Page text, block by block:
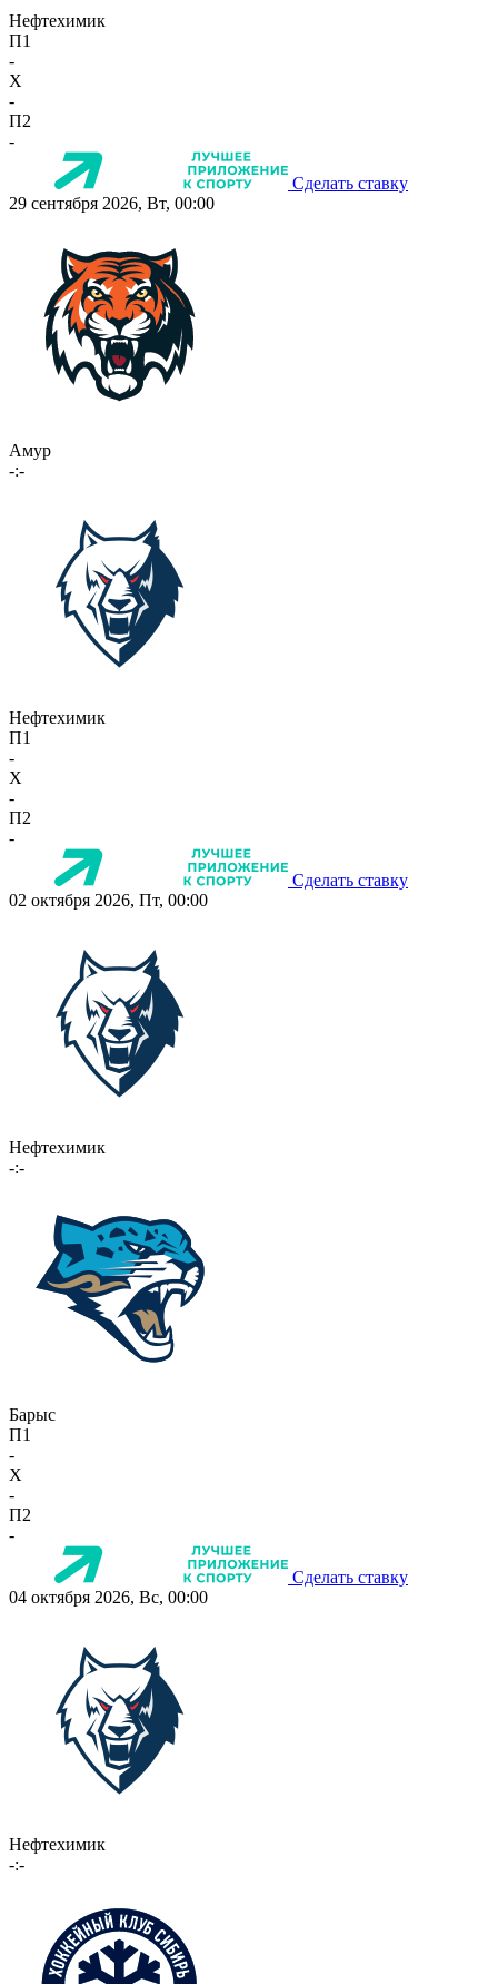
Нефтехимик
П1
-
X
-
П2
-
Сделать ставку
29 сентября 2026, Вт, 00:00
Амур
-:-
Нефтехимик
П1
-
X
-
П2
-
Сделать ставку
02 октября 2026, Пт, 00:00
Нефтехимик
-:-
Барыс
П1
-
X
-
П2
-
Сделать ставку
04 октября 2026, Вс, 00:00
Нефтехимик
-:-